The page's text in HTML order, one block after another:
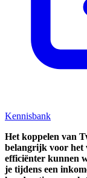
Kennisbank
Het koppelen van
belangrijk voor het
efficiënter kunnen
je tijdens een